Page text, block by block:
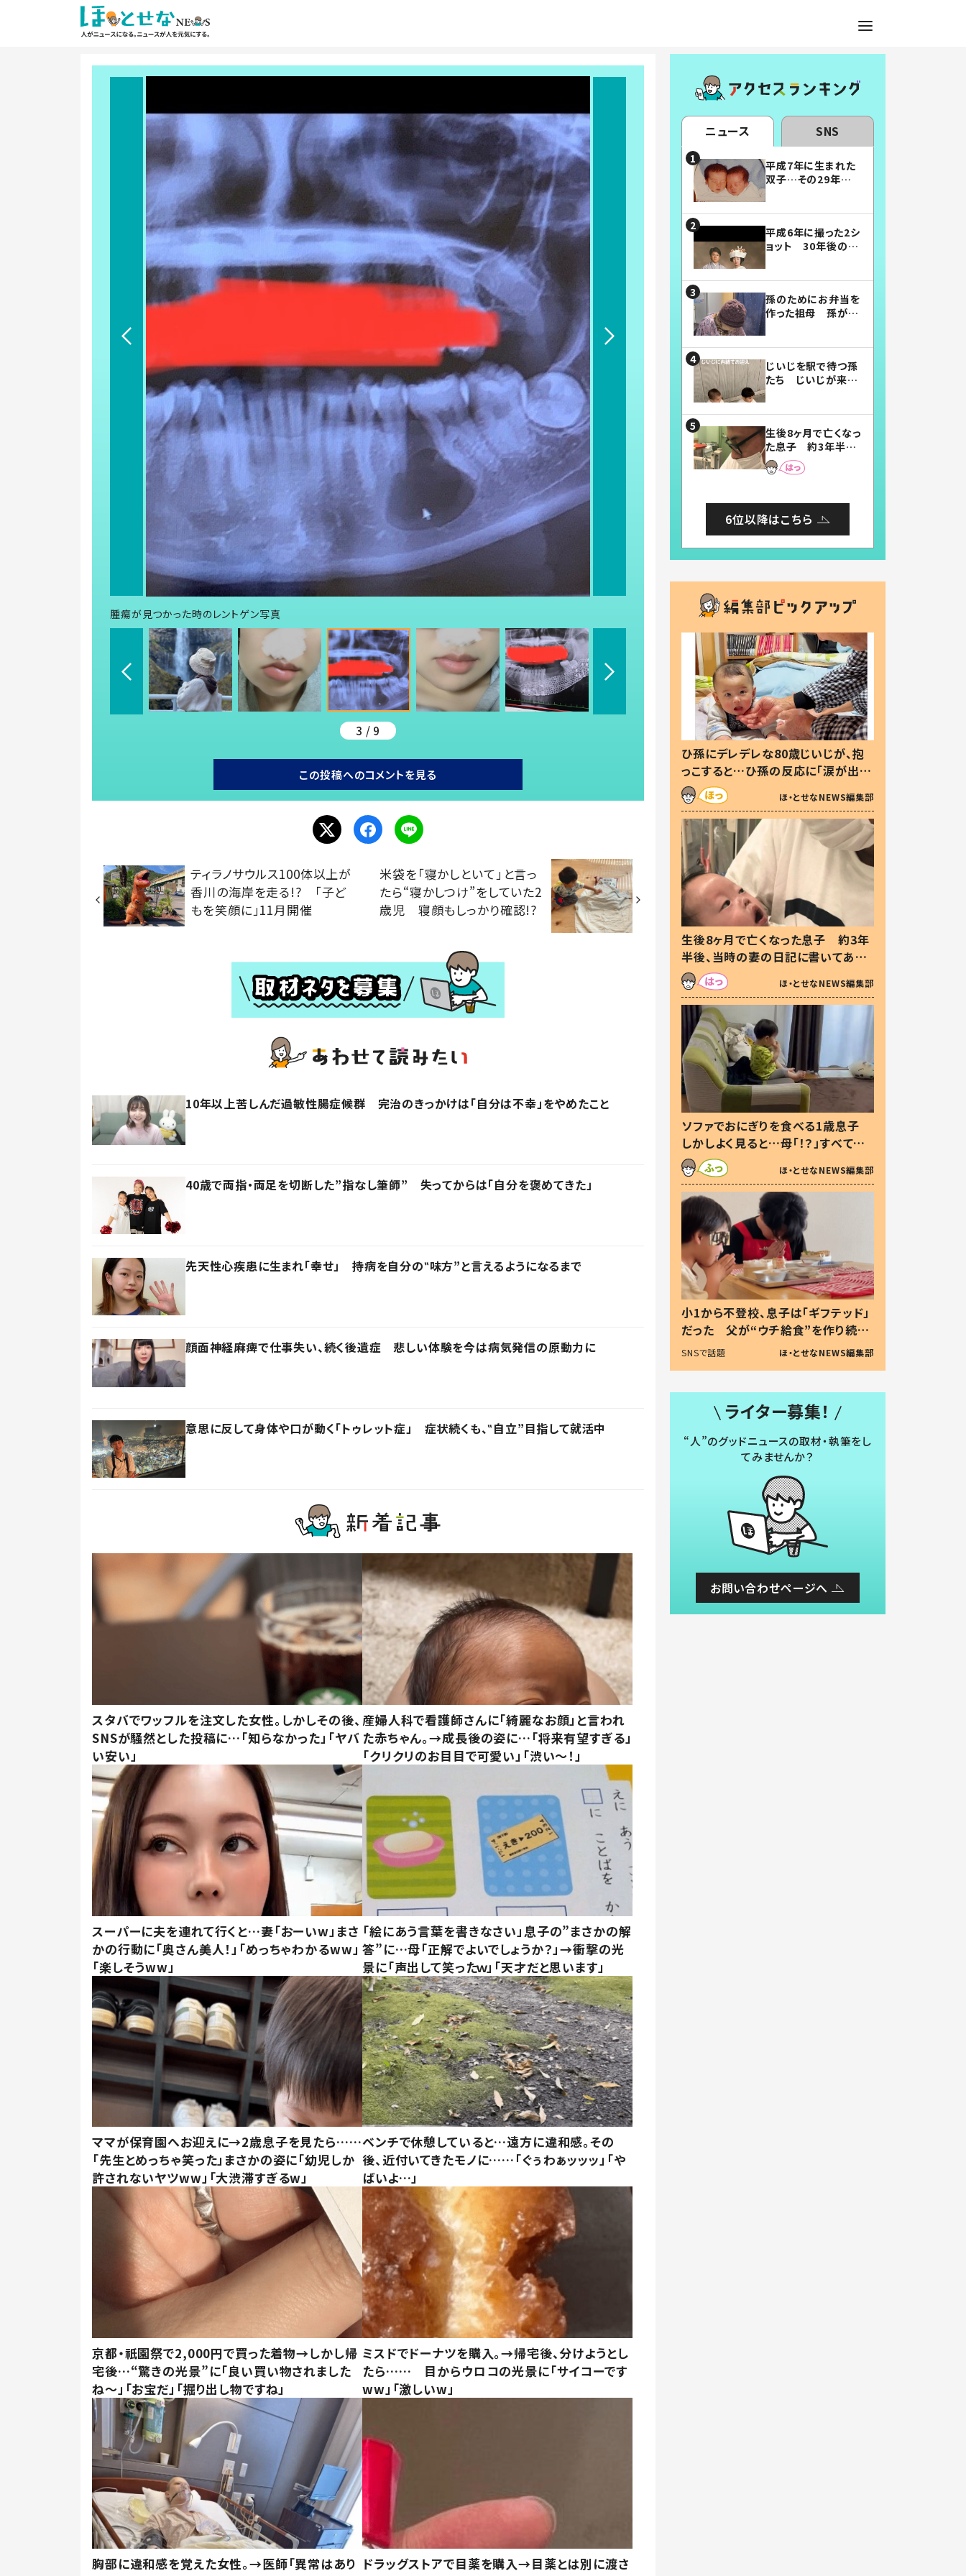
腫瘍が見つかった時のレントゲン写真
3 / 9
この投稿へのコメントを見る
ティラノサウルス100体以上が
香川の海岸を走る!? 「子ど
もを笑顔に」11月開催
米袋を「寝かしといて」と言っ
たら“寝かしつけ”をしていた2
歳児 寝顔もしっかり確認!?
10年以上苦しんだ過敏性腸症候群 完治のきっかけは「自分は不幸」をやめたこと
40歳で両指・両足を切断した”指なし筆師” 失ってからは「自分を褒めてきた」
先天性心疾患に生まれ「幸せ」 持病を自分の‟味方”と言えるようになるまで
顔面神経麻痺で仕事失い、続く後遺症 悲しい体験を今は病気発信の原動力に
意思に反して身体や口が動く「トゥレット症」 症状続くも、‟自立”目指して就活中
スタバでワッフルを注文した女性。しかしその後、
SNSが騒然とした投稿に…「知らなかった」「ヤバ
い安い」
産婦人科で看護師さんに「綺麗なお顔」と言われ
た赤ちゃん。→成長後の姿に…「将来有望すぎる」
「クリクリのお目目で可愛い」「渋い～！」
スーパーに夫を連れて行くと…妻「おーいw」まさ
かの行動に「奥さん美人！」「めっちゃわかるww」
「楽しそうww」
「絵にあう言葉を書きなさい」息子の”まさかの解
答”に…母「正解でよいでしょうか？」→衝撃の光
景に「声出して笑ったｗ」「天才だと思います」
ママが保育園へお迎えに→2歳息子を見たら……
「先生とめっちゃ笑った」まさかの姿に「幼児しか
許されないヤツww」「大渋滞すぎるw」
ベンチで休憩していると…遠方に違和感。その
後、近付いてきたモノに……「ぐぅわぁッッッ」「や
ばいよ…」
京都・祇園祭で2,000円で買った着物→しかし帰
宅後…“驚きの光景”に「良い買い物されました
ね～」「お宝だ」「掘り出し物ですね」
ミスドでドーナツを購入。→帰宅後、分けようとし
たら…… 目からウロコの光景に「サイコーです
ww」「激しいw」
胸部に違和感を覚えた女性。→医師「異常はあり ドラッグストアで目薬を購入→目薬とは別に渡さ
ニュース SNS
平成7年に生まれた
双子…その29年後
平成6年に撮った2シ
ョット 30年後の姿
孫のためにお弁当を
作った祖母 孫が絶
じいじを駅で待つ孫
たち じいじが来た
まらない」「幸せにな
れる」
生後8ヶ月で亡くなっ
た息子 約3年半
後、当時の妻の日記
に書いてあった本音
6位以降はこちら
ひ孫にデレデレな80歳じいじが、抱
っこすると…ひ孫の反応に「涙が出ま
した」「可愛くて仕方ない」
ほ・とせなNEWS編集部
生後8ヶ月で亡くなった息子 約3年
半後、当時の妻の日記に書いてあっ
た本音とは
ほ・とせなNEWS編集部
ソファでおにぎりを食べる1歳息子
しかしよく見ると…母「！？」すべてを
察した母の投稿に「可愛いから許
す！」「現行犯〜」
ほ・とせなNEWS編集部
小1から不登校、息子は「ギフテッド」
だった 父が“ウチ給食”を作り続け
る理由とは #令和の親 #令和の子
SNSで話題 ほ・とせなNEWS編集部
ライター募集！
“人”のグッドニュースの取材・執筆をし
てみませんか？
お問い合わせページへ